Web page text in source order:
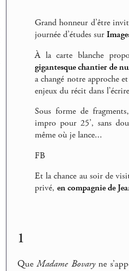
Grand honneur d’être
journée d’études sur
À la carte blanche
gigantesque chantier de
a changé notre approche
enjeux du récit dans
Sous forme de
impro pour 25’, sans
même où je lance...
FB
Et la chance au soir de
privé, en compagnie de
1
QueMadame Bovaryne